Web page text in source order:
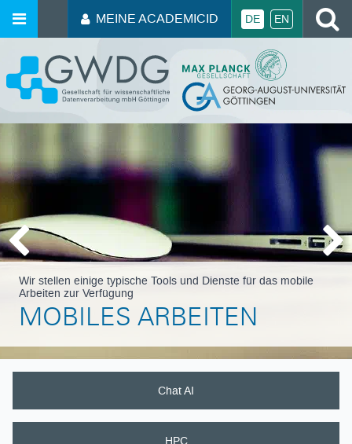
MEINE ACADEMICID DE EN
GWDG
Wir stellen einige typische Tools und Dienste für das mobile
Arbeiten zur Verfügung
MOBILES ARBEITEN
Vorherige Folie
Chat AI
HPC